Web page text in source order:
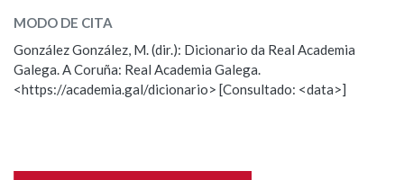
Na fraseoloxía
ESCOLLE UNHA OPCIÓN:
Observación Hai un erro na palabra
Propoño mellorar a definición
MODO DE CITA
González González, M. (dir.): Dicionario da Real Academia
Galega. A Coruña: Real Academia Galega.
<https://academia.gal/dicionario> [Consultado: <data>]